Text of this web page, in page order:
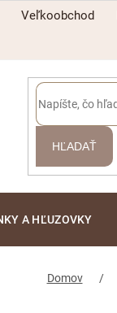
Veľkoobchod
HĽADAŤ
A HĽUZOVKY
Domov